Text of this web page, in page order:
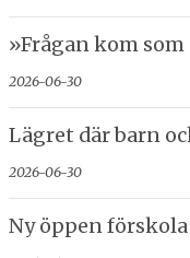
»Frågan kom
2026-06-30
Lägret där barn
2026-06-30
Ny öppen